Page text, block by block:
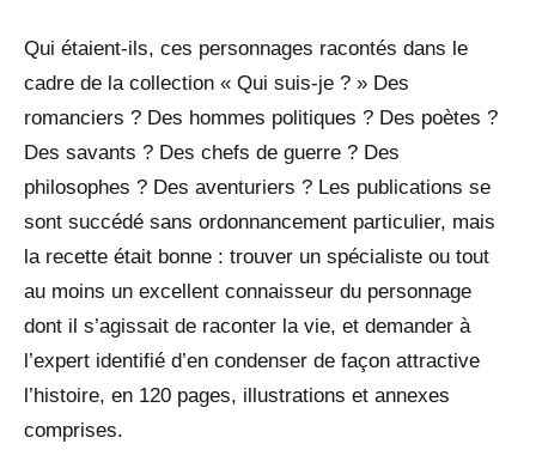
Qui étaient-ils, ces personnages racontés dans le
cadre de la collection « Qui suis-je ? » Des
romanciers ? Des hommes politiques ? Des poètes ?
Des savants ? Des chefs de guerre ? Des
philosophes ? Des aventuriers ? Les publications se
sont succédé sans ordonnancement particulier, mais
la recette était bonne : trouver un spécialiste ou tout
au moins un excellent connaisseur du personnage
dont il s’agissait de raconter la vie, et demander à
l’expert identifié d’en condenser de façon attractive
l’histoire, en 120 pages, illustrations et annexes
comprises.